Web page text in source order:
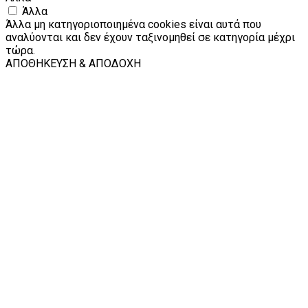
Άλλα
Άλλα μη κατηγοριοποιημένα cookies είναι αυτά που
αναλύονται και δεν έχουν ταξινομηθεί σε κατηγορία μέχρι
τώρα.
ΑΠΟΘΗΚΕΥΣΗ & ΑΠΟΔΟΧΗ